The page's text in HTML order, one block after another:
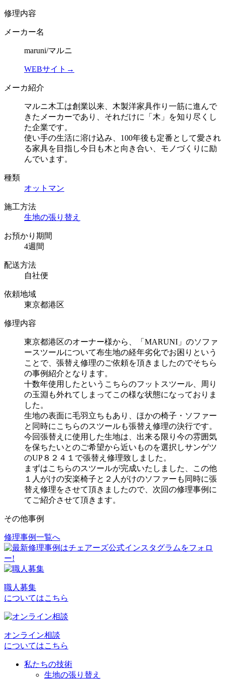
修理内容
メーカー名
maruni/マルニ
WEBサイト→
メーカ紹介
マルニ木工は創業以来、木製洋家具作り一筋に進んで
きたメーカーであり、それだけに「木」を知り尽くし
た企業です。
使い手の生活に溶け込み、100年後も定番として愛され
る家具を目指し今日も木と向き合い、モノづくりに励
んでいます。
種類
オットマン
施工方法
生地の張り替え
お預かり期間
4週間
配送方法
自社便
依頼地域
東京都港区
修理内容
東京都港区のオーナー様から、「MARUNI」のソファ
ースツールについて布生地の経年劣化でお困りという
ことで、張替え修理のご依頼を頂きましたのでそちら
の事例紹介となります。
十数年使用したというこちらのフットスツール、周り
の玉淵も外れてしまってこの様な状態になっておりま
した。
生地の表面に毛羽立ちもあり、ほかの椅子・ソファー
と同時にこちらのスツールも張替え修理の決行です。
今回張替えに使用した生地は、出来る限り今の雰囲気
を保ちたいとのご希望から近いものを選択しサンゲツ
のUP８２４１で張替え修理致しました。
まずはこちらのスツールが完成いたしました、この他
１人がけの安楽椅子と２人がけのソファーも同時に張
替え修理をさせて頂きましたので、次回の修理事例に
てご紹介させて頂きます。
その他事例
投
稿
ナ
ビ
ゲ
ー
シ
ョ
修理事例一覧へ
職人募集
についてはこちら
オンライン相談
についてはこちら
私たちの技術
生地の張り替え